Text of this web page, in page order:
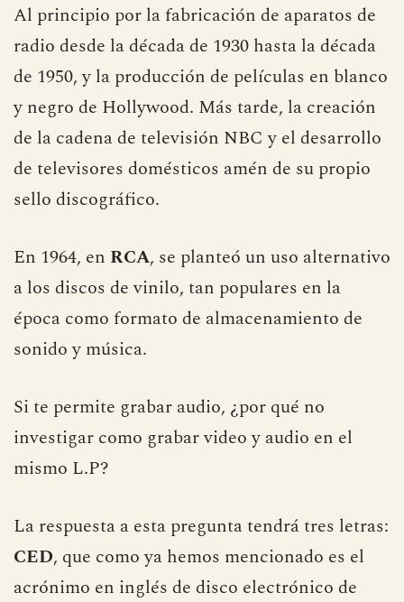
Al principio por la fabricación de aparatos de
radio desde la década de 1930 hasta la década
de 1950, y la producción de películas en blanco
y negro de Hollywood. Más tarde, la creación
de la cadena de televisión NBC y el desarrollo
de televisores domésticos amén de su propio
sello discográfico.
En 1964, en RCA, se planteó un uso alternativo
a los discos de vinilo, tan populares en la
época como formato de almacenamiento de
sonido y música.
Si te permite grabar audio, ¿por qué no
investigar como grabar video y audio en el
mismo L.P?
La respuesta a esta pregunta tendrá tres letras:
CED, que como ya hemos mencionado es el
acrónimo en inglés de disco electrónico de